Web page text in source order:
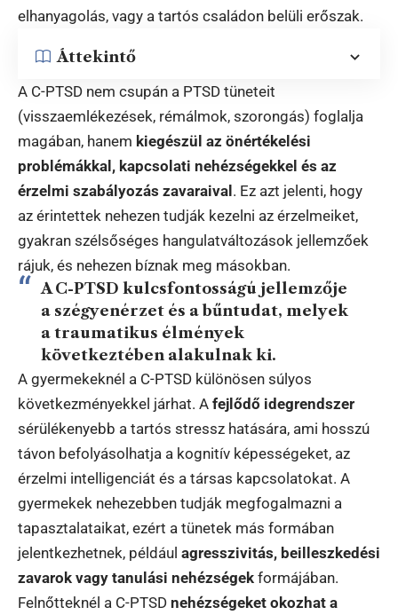
elhanyagolás, vagy a tartós családon belüli erőszak.
Áttekintő
A C-PTSD nem csupán a PTSD tüneteit
(visszaemlékezések, rémálmok, szorongás) foglalja
magában, hanem kiegészül az önértékelési
problémákkal, kapcsolati nehézségekkel és az
érzelmi szabályozás zavaraival . Ez azt jelenti, hogy
az érintettek nehezen tudják kezelni az érzelmeiket,
gyakran szélsőséges hangulatváltozások jellemzőek
rájuk, és nehezen bíznak meg másokban.
A C-PTSD kulcsfontosságú jellemzője
a szégyenérzet és a bűntudat, melyek
a traumatikus élmények
következtében alakulnak ki.
A gyermekeknél a C-PTSD különösen súlyos
következményekkel járhat. A fejlődő idegrendszer
sérülékenyebb a tartós stressz hatására, ami hosszú
távon befolyásolhatja a kognitív képességeket, az
érzelmi intelligenciát és a társas kapcsolatokat. A
gyermekek nehezebben tudják megfogalmazni a
tapasztalataikat, ezért a tünetek más formában
jelentkezhetnek, például agresszivitás, beilleszkedési
zavarok vagy tanulási nehézségek formájában.
Felnőtteknél a C-PTSD nehézségeket okozhat a